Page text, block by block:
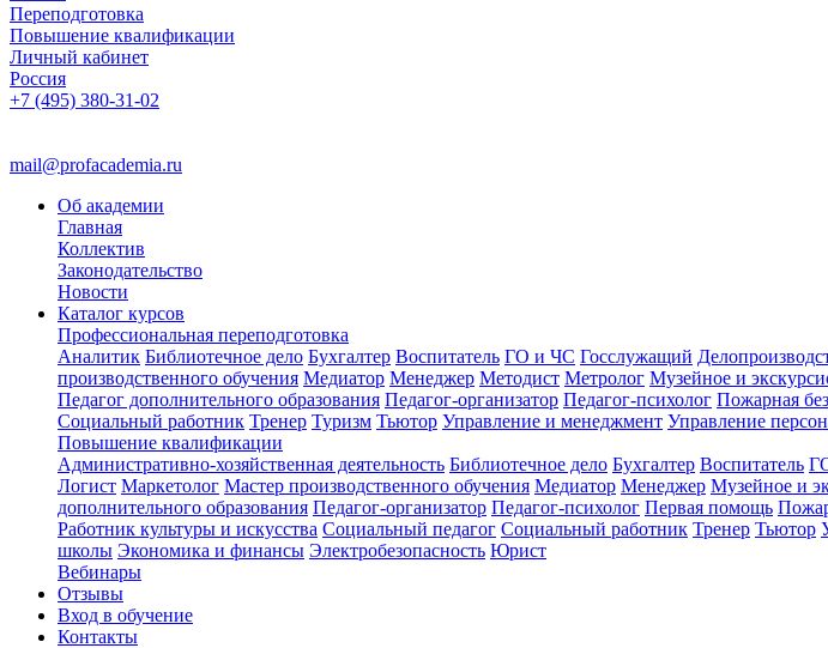
Переподготовка
Повышение квалификации
Личный кабинет
Россия
+7 (495) 380-31-02
mail@profacademia.ru
Об академии
Главная
Коллектив
Законодательство
Новости
Каталог курсов
Профессиональная переподготовка
Аналитик Библиотечное дело Бухгалтер Воспитатель ГО и ЧС Госслужащий
производственного обучения Медиатор Менеджер Методист Метролог Музейное и
Педагог дополнительного образования Педагог-организатор Педагог-психолог Пожарная
Социальный работник Тренер Туризм Тьютор Управление и менеджмент Управление
Повышение квалификации
Административно-хозяйственная деятельность Библиотечное дело Бухгалтер Воспитатель
Логист Маркетолог Мастер производственного обучения Медиатор Менеджер Музейное и
дополнительного образования Педагог-организатор Педагог-психолог Первая помощь
Работник культуры и искусства Социальный педагог Социальный работник Тренер Тьютор
школы Экономика и финансы Электробезопасность Юрист
Вебинары
Отзывы
Вход в обучение
Контакты